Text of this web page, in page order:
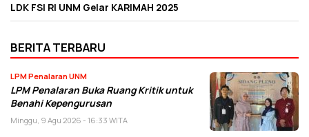
LDK FSI RI UNM Gelar KARIMAH 2025
BERITA TERBARU
LPM Penalaran UNM
LPM Penalaran Buka Ruang Kritik untuk
Benahi Kepengurusan
Minggu, 9 Agu 2026 - 16:33 WITA